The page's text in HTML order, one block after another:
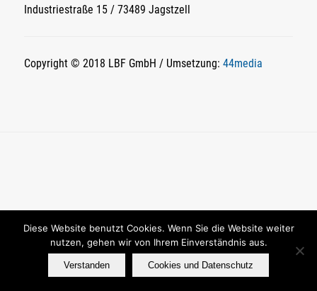
Industriestraße 15 / 73489 Jagstzell
Copyright © 2018 LBF GmbH / Umsetzung: 44media
Diese Website benutzt Cookies. Wenn Sie die Website weiter
nutzen, gehen wir von Ihrem Einverständnis aus.
Verstanden Cookies und Datenschutz